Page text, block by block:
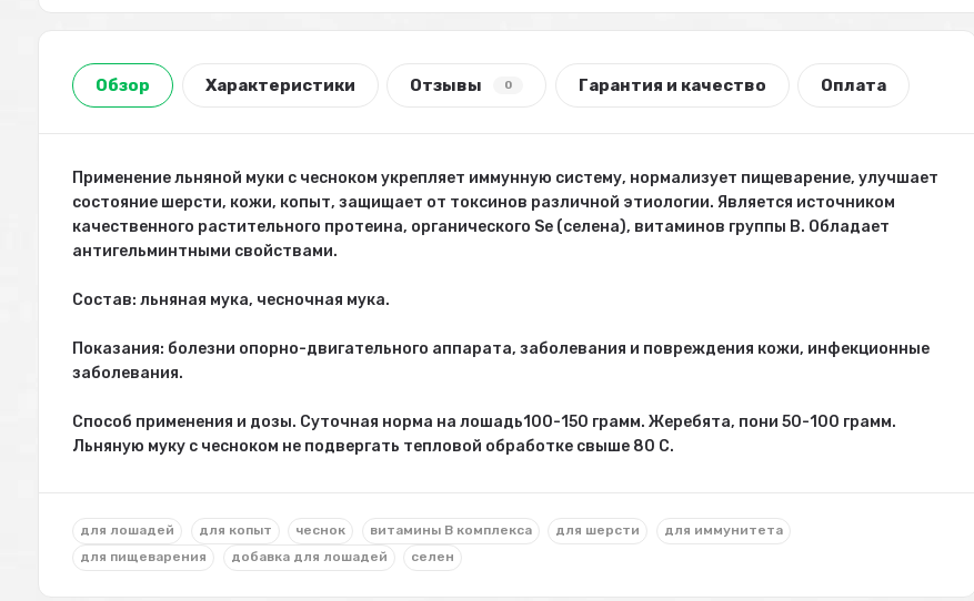
Обзор Характеристики Отзывы 0 Гарантия и качество Оплата
Применение льняной муки с чесноком укрепляет иммунную систему, нормализует пищеварение, улучшает
состояние шерсти, кожи, копыт, защищает от токсинов различной этиологии. Является источником
качественного растительного протеина, органического Se (селена), витаминов группы В. Обладает
антигельминтными свойствами.
Состав: льняная мука, чесночная мука.
Показания: болезни опорно-двигательного аппарата, заболевания и повреждения кожи, инфекционные
заболевания.
Способ применения и дозы. Суточная норма на лошадь100-150 грамм. Жеребята, пони 50-100 грамм.
Льняную муку с чесноком не подвергать тепловой обработке свыше 80 С.
для лошадей для копыт чеснок витамины В комплекса для шерсти
для иммунитета
для пищеварения
добавка для лошадей селен